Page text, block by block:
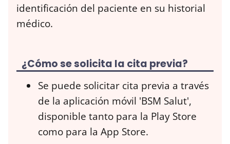
identificación del paciente en su historial
médico.
¿Cómo se solicita la cita previa?
Se puede solicitar cita previa a través
de la aplicación móvil 'BSM Salut',
disponible tanto para la Play Store
como para la App Store.